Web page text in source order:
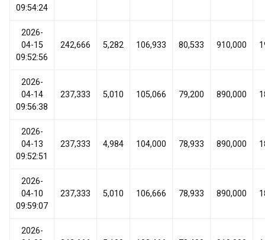
09:54:24
2026-
04-15
09:52:56
242,666 5,282 106,933 80,533 910,000
2026-
04-14
09:56:38
237,333 5,010 105,066 79,200 890,000
2026-
04-13
09:52:51
237,333 4,984 104,000 78,933 890,000
2026-
04-10
09:59:07
237,333 5,010 106,666 78,933 890,000
2026-